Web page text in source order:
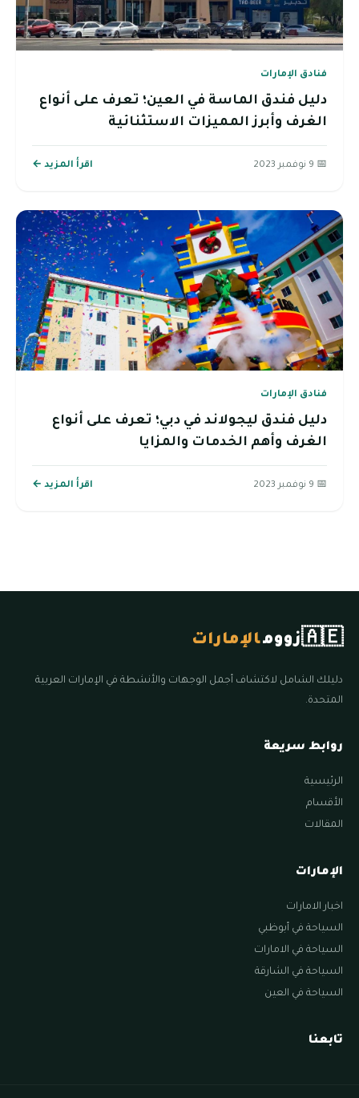
فنادق الإمارات
دليل فندق الماسة في العين؛ تعرف على أنواع
الغرف وأبرز المميزات الاستثنائية
📅 9 نوفمبر 2023 اقرأ المزيد ←
فنادق الإمارات
دليل فندق ليجولاند في دبي؛ تعرف على أنواع
الغرف وأهم الخدمات والمزايا
📅 9 نوفمبر 2023 اقرأ المزيد ←
🇦🇪زوومالإمارات
دليلك الشامل لاكتشاف أجمل الوجهات والأنشطة في الإمارات العربية
المتحدة.
روابط سريعة
الرئيسية
الأقسام
المقالات
الإمارات
اخبار الامارات
السياحة في أبوظبي
السياحة في الامارات
السياحة في الشارقة
السياحة في العين
تابعنا